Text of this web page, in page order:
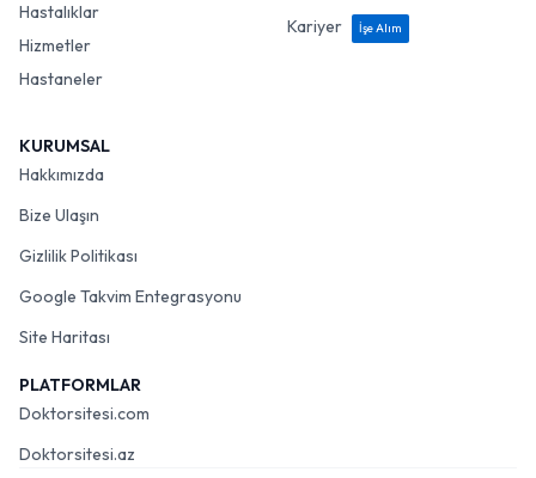
Hastalıklar
Hizmetler
Hastaneler
Kariyer
İşe Alım
KURUMSAL
Hakkımızda
Bize Ulaşın
Gizlilik Politikası
Google Takvim Entegrasyonu
Site Haritası
PLATFORMLAR
Doktorsitesi.com
Doktorsitesi.az